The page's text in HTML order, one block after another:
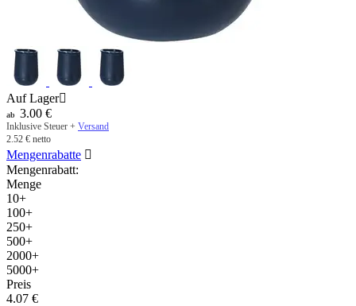
Auf Lager
ab 3.00 €
Inklusive Steuer + Versand
2.52 € netto
Mengenrabatte 
Mengenrabatt:
Menge
10+
100+
250+
500+
2000+
5000+
Preis
4.07 €